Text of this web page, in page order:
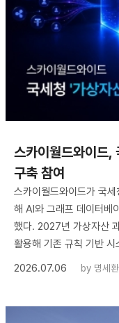
스카이월드와이드,
구축 참여
스카이월드와이드가 국
해 AI와 그래프 데이터베
했다. 2027년 가상자산
활용해 기존 규칙 기반
2026.07.06
by 명세